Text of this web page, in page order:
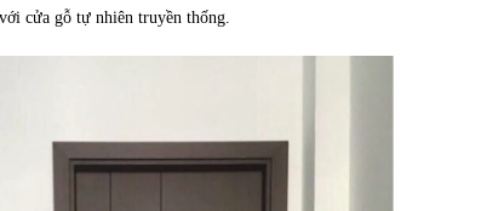
cửa gỗ tự nhiên truyền thống.